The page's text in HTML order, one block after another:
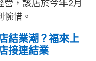
，該店於今年2月
惜。
結業潮？福來上
接連結業